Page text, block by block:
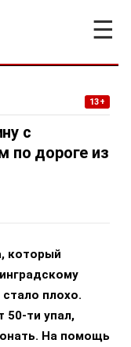
☰
13+
с
по дороге из
который
плохо.
50-ти упал,
На помощь